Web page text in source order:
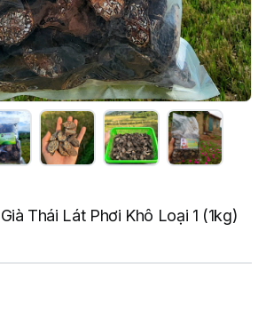
Thái Lát Phơi Khô Loại 1 (1kg)